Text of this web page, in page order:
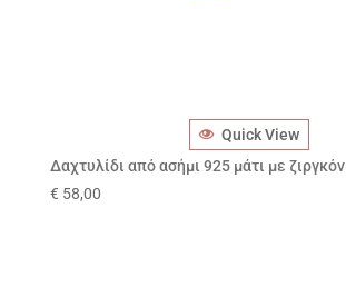
Quick View
Δαχτυλίδι από ασήμι 925 μάτι με ζιργκόν
€ 58,00